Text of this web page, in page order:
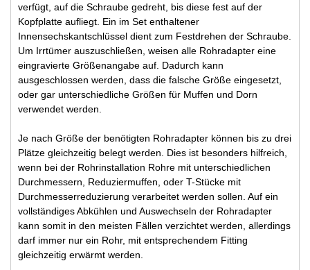
verfügt, auf die Schraube gedreht, bis diese fest auf der
Kopfplatte aufliegt. Ein im Set enthaltener
Innensechskantschlüssel dient zum Festdrehen der Schraube.
Um Irrtümer auszuschließen, weisen alle Rohradapter eine
eingravierte Größenangabe auf. Dadurch kann
ausgeschlossen werden, dass die falsche Größe eingesetzt,
oder gar unterschiedliche Größen für Muffen und Dorn
verwendet werden.
Je nach Größe der benötigten Rohradapter können bis zu drei
Plätze gleichzeitig belegt werden. Dies ist besonders hilfreich,
wenn bei der Rohrinstallation Rohre mit unterschiedlichen
Durchmessern, Reduziermuffen, oder T-Stücke mit
Durchmesserreduzierung verarbeitet werden sollen. Auf ein
vollständiges Abkühlen und Auswechseln der Rohradapter
kann somit in den meisten Fällen verzichtet werden, allerdings
darf immer nur ein Rohr, mit entsprechendem Fitting
gleichzeitig erwärmt werden.